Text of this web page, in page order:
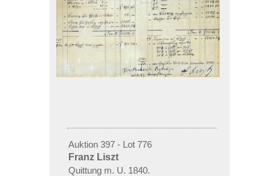
Auktion 397 - Lot 776
Franz Liszt
Quittung m. U. 1840.